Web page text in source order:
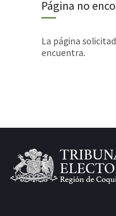
Página no
La página
encuentra.